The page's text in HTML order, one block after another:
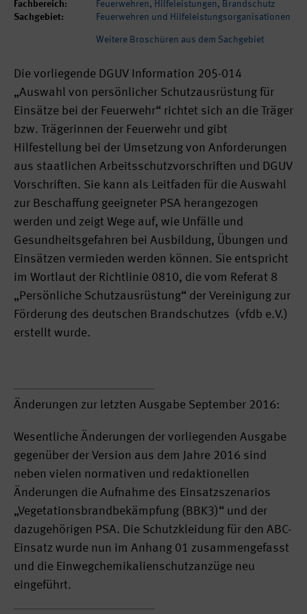
Fachbereich:
Feuerwehren, Hilfeleistungen, Brandschutz
Sachgebiet:
Feuerwehren und Hilfeleistungsorganisationen
Weitere Broschüren aus dem Sachgebiet
Die vorliegende DGUV Information 205-014
„Auswahl von persönlicher Schutzausrüstung für
Einsätze bei der Feuerwehr“ richtet sich an die Träger
bzw. Trägerinnen der Feuerwehr und gibt
Hilfestellung bei der Umsetzung von Anforderungen
aus staatlichen Arbeitsschutzvorschriften und DGUV
Vorschriften. Sie kann als Leitfaden für die Auswahl
zur Beschaffung geeigneter PSA herangezogen
werden und zeigt Wege auf, wie Unfälle und
Gesundheitsgefahren bei Ausbildung, Übungen und
Einsätzen vermieden werden können. Sie entspricht
im Wortlaut der Richtlinie 0810, die vom Referat 8
„Persönliche Schutzausrüstung“ der Vereinigung zur
Förderung des deutschen Brandschutzes (vfdb e.V.)
erstellt wurde.
Änderungen zur letzten Ausgabe September 2016:
Wesentliche Änderungen der vorliegenden Ausgabe
gegenüber der Version aus dem Jahre 2016 sind
neben vielen normativen und redaktionellen
Änderungen die Aufnahme des Einsatzszenarios
„Vegetationsbrandbekämpfung (BBK3)“ und der
dazugehörigen PSA. Die Schutzkleidung für den ABC-
Einsatz wurde nun im Anhang 01 zusammengefasst
und die Einwegchemikalienschutzanzüge neu
eingeführt.